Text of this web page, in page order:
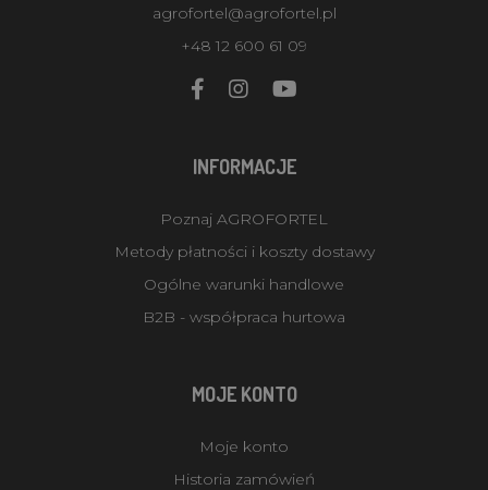
agrofortel@agrofortel.pl
+48 12 600 61 09
INFORMACJE
Poznaj AGROFORTEL
Metody płatności i koszty dostawy
Ogólne warunki handlowe
B2B - współpraca hurtowa
MOJE KONTO
Moje konto
Historia zamówień